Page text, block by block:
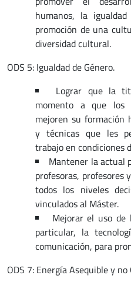
humanos, la
promoción de una
diversidad cultural.
ODS 5: Igualdad de Género.
Lograr que la
momento a que los
mejoren su formación
y técnicas que les
trabajo en condiciones
Mantener la actual
profesoras, profesores
todos los niveles
vinculados al Máster.
Mejorar el uso de
particular, la
comunicación, para
ODS 7: Energía Asequible y